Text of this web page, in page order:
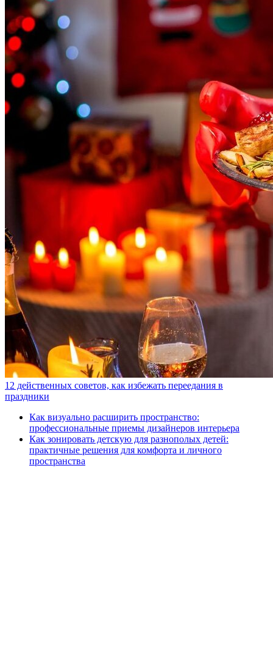
12 действенных советов, как избежать переедания в
праздники
Как визуально расширить пространство:
профессиональные приемы дизайнеров интерьера
Как зонировать детскую для разнополых детей:
практичные решения для комфорта и личного
пространства